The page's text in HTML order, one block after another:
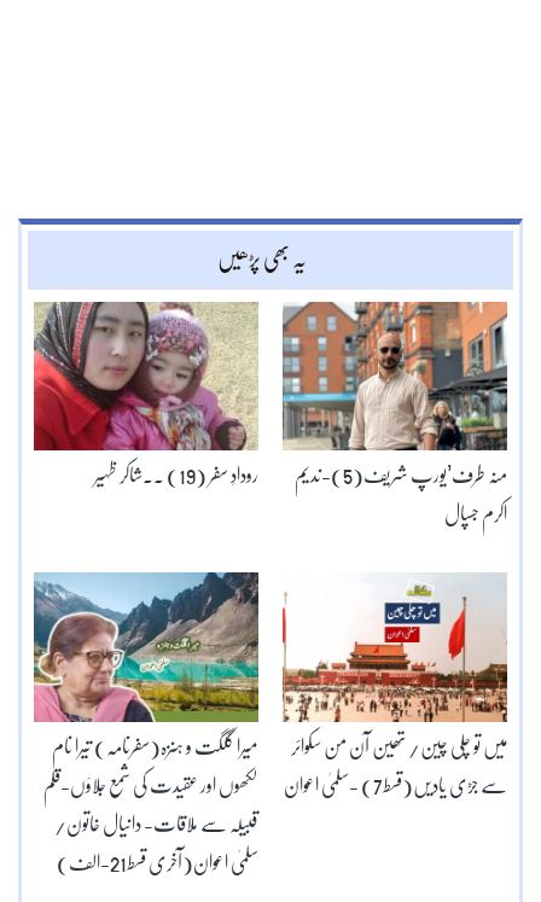
یہ بھی پڑھیں
رودادِ سفر (19) ۔۔شاکر ظہیر منہ طرف’یورپ شریف(5)-ندیم
اکرم جسپال
میرا گلگت و ہنزہ(سفرنامہ) تیرا نام
لکھوں اور عقیدت کی شمع جلاؤں-قلم
قبیلہ سے ملاقات- دانیال خاتون/
سلمیٰ اعوان(آخری قسط21-الف)
میں تو چلی چین/ تھین آن من سکوائر
سے جڑی یادیں(قسط7) -سلمیٰ اعوان